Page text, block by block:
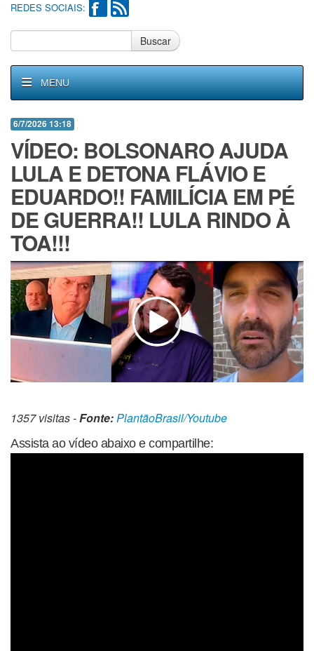
REDES SOCIAIS:
Buscar
MENU
6/7/2026 13:18
VÍDEO: BOLSONARO AJUDA
LULA E DETONA FLÁVIO E
EDUARDO!! FAMILÍCIA EM PÉ
DE GUERRA!! LULA RINDO À
TOA!!!
1357 visitas -Fonte:PlantãoBrasil/Youtube
Assista ao vídeo abaixo e compartilhe: